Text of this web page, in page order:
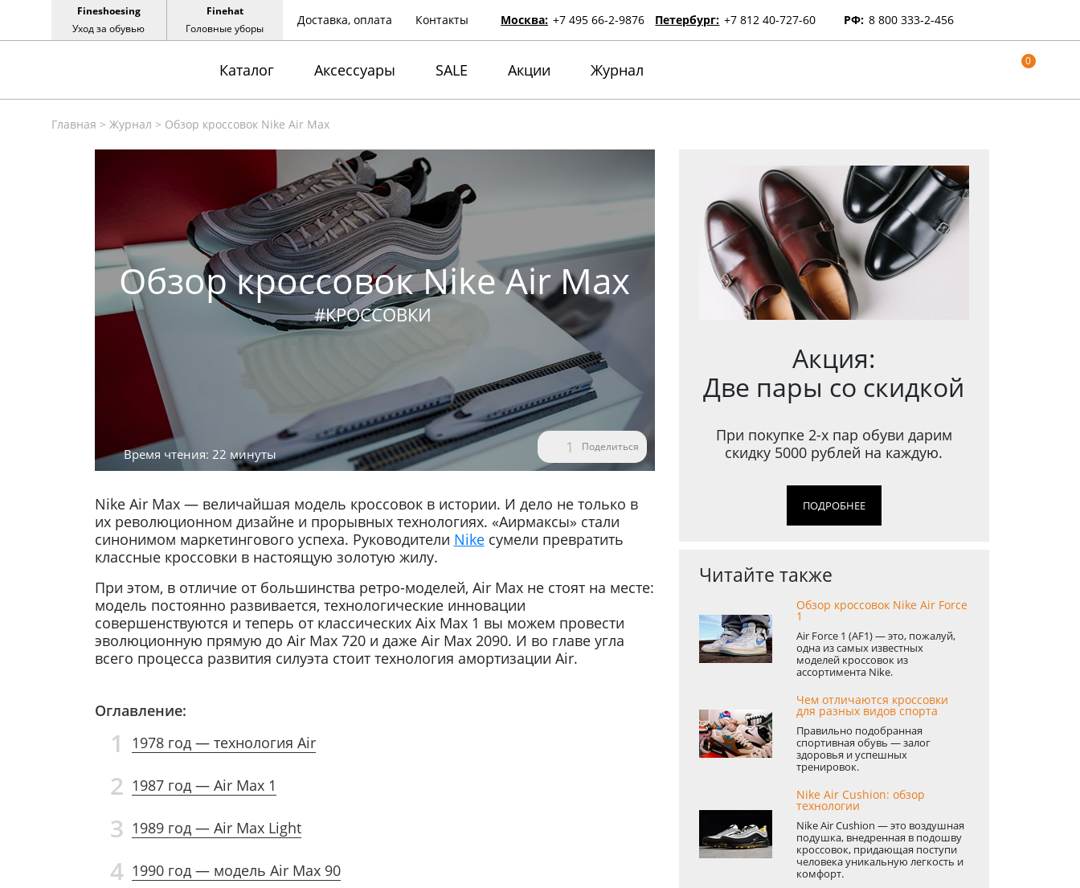
Fineshoesing
Уход за обувью
Finehat
Головные уборы
Доставка, оплата Контакты Москва: +7 495 66-2-9876 Петербург: +7 812 40-727-60 РФ: 8 800 333-2-456
Каталог Аксессуары SALE Акции Журнал 0
Главная > Журнал > Обзор кроссовок Nike Air Max
Обзор кроссовок Nike Air Max
#КРОССОВКИ
Время чтения: 22 минуты 1 Поделиться
Nike Air Max — величайшая модель кроссовок в истории. И дело не только в
их революционном дизайне и прорывных технологиях. «Аирмаксы» стали
синонимом маркетингового успеха. Руководители Nikeсумели превратить
классные кроссовки в настоящую золотую жилу.
При этом, в отличие от большинства ретро-моделей, Air Max не стоят на месте:
модель постоянно развивается, технологические инновации
совершенствуются и теперь от классических Aix Max 1 вы можем провести
эволюционную прямую до Air Max 720 и даже Air Max 2090. И во главе угла
всего процесса развития силуэта стоит технология амортизации Air.
Оглавление:
1 1978 год — технология Air
2 1987 год — Air Max 1
3 1989 год — Air Max Light
4 1990 год — модель Air Max 90
Акция:
Две пары со скидкой
При покупке 2-х пар обуви дарим
скидку 5000 рублей на каждую.
ПОДРОБНЕЕ
Читайте также
Обзор кроссовок Nike Air Force
1
Air Force 1 (AF1) — это, пожалуй,
одна из самых известных
моделей кроссовок из
ассортимента Nike.
Чем отличаются кроссовки
для разных видов спорта
Правильно подобранная
спортивная обувь — залог
здоровья и успешных
тренировок.
Nike Air Cushion: обзор
технологии
Nike Air Cushion — это воздушная
подушка, внедренная в подошву
кроссовок, придающая поступи
человека уникальную легкость и
комфорт.